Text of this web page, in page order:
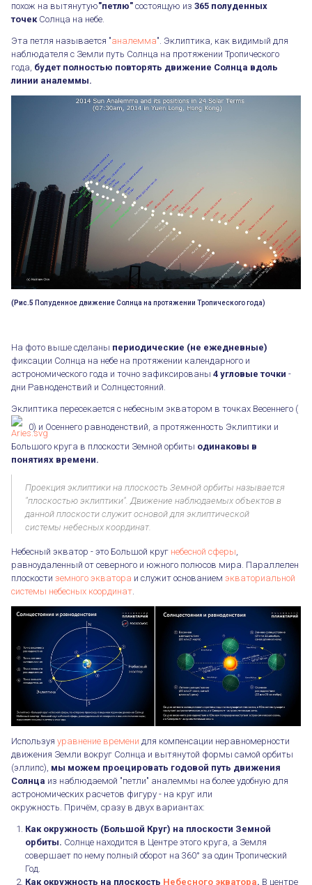
похож на вытянутую"петлю" состоящую из 365 полуденных
точекСолнца на небе.
Эта петля называется "аналемма". Эклиптика, как видимый для
наблюдателя с Земли путь Солнца на протяжении Тропического
года, будет полностью повторять движение Солнца вдоль
линии аналеммы.
(Рис.5 Полуденное движение Солнца на протяжении Тропического года)
На фото выше сделаны периодические (не ежедневные)
фиксации Солнца на небе на протяжении календарного и
астрономического года и точно зафиксированы 4 угловые точки -
дни Равноденствий и Солнцестояний.
Эклиптика пересекается с небесным экватором в точках Весеннего (
0) и Осеннего равноденствий, а протяженность Эклиптики и
Большого круга в плоскости Земной орбиты одинаковы в
понятиях времени.
Проекция эклиптики на плоскость Земной орбиты называется
"плоскостью эклиптики". Движение наблюдаемых объектов в
данной плоскости служит основой для эклиптической
системы небесных координат.
Небесный экватор - это Большой круг небесной сферы
равноудаленный от северного и южного полюсов мира. Параллелен
плоскости земного экватора и служит основанием экваториальной
системы небесных координат
Используя уравнение времени для компенсации неравномерности
движения Земли вокруг Солнца и вытянутой формы самой орбиты
(эллипс), мы можем проецировать годовой путь движения
Солнца из наблюдаемой "петли" аналеммы на более удобную для
астрономических расчетов фигуру - на круг или
окружность. Причём, сразу в двух вариантах:
Как окружность (Большой Круг) на плоскости Земной
орбиты. Солнце находится в Центре этого круга, а Земля
совершает по нему полный оборот на 360° за один Тропический
Год.
Как окружность на плоскость Небесного экватора. В центре